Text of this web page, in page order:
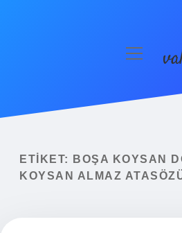
Yasal Uyarı
menüyü
ETIKET:
BOŞA KOYSAN
KOYSAN ALMAZ